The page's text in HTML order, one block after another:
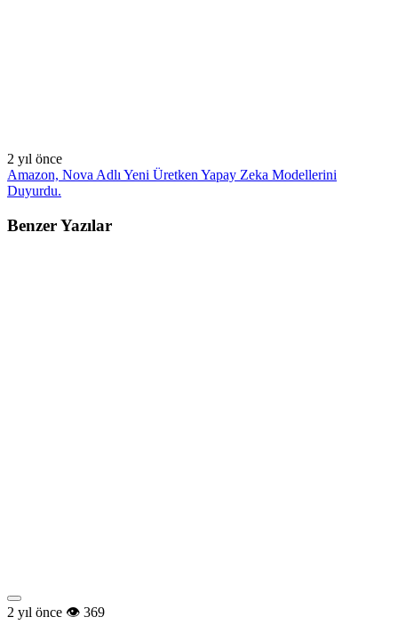
2 yıl önce
Amazon, Nova Adlı Yeni Üretken Yapay Zeka Modellerini
Duyurdu.
Benzer Yazılar
2 yıl önce 369